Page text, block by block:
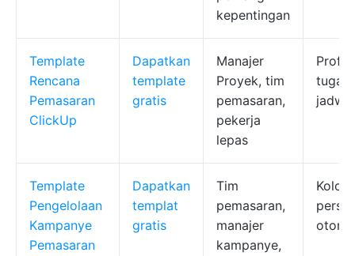
kepentingan
Template
Rencana
Pemasaran
ClickUp
Dapatkan
template
gratis
Manajer
Proyek, tim
pemasaran,
pekerja
lepas
Profil
Template
Pengelolaan
Kampanye
Pemasaran
Dapatkan
templat
gratis
Tim
pemasaran,
manajer
kampanye,